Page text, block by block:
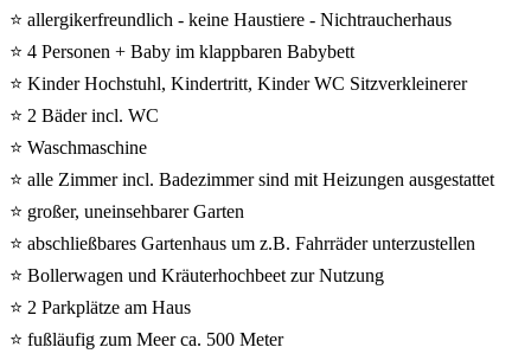
⭐ allergikerfreundlich - keine Haustiere - Nichtraucherhaus
⭐ 4 Personen + Baby im klappbaren Babybett
⭐ Kinder Hochstuhl, Kindertritt, Kinder WC Sitzverkleinerer
⭐ 2 Bäder incl. WC
⭐ Waschmaschine
⭐ alle Zimmer incl. Badezimmer sind mit Heizungen ausgestattet
⭐ großer, uneinsehbarer Garten
⭐ abschließbares Gartenhaus um z.B. Fahrräder unterzustellen
⭐ Bollerwagen und Kräuterhochbeet zur Nutzung
⭐ 2 Parkplätze am Haus
⭐ fußläufig zum Meer ca. 500 Meter